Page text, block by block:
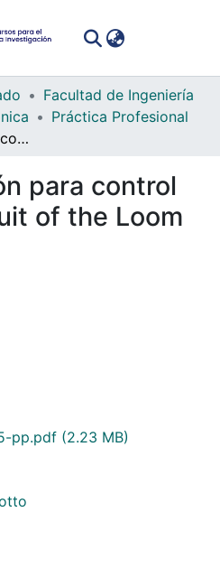
Facultad de Ingeniería
Práctica Profesional
Automatización para control de calidad, Fruit of the Loom
para control
of the Loom
pp.pdf (2.23 MB)